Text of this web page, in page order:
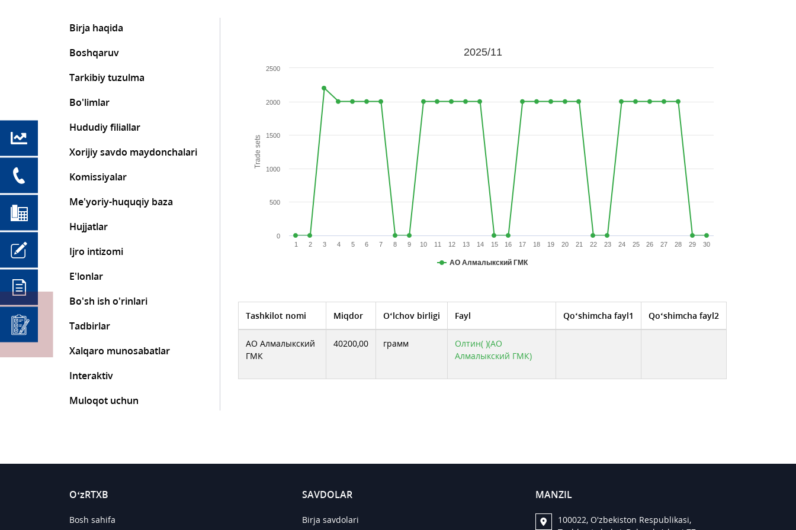
Birja haqida
Boshqaruv
Tarkibiy tuzulma
Bo'limlar
Hududiy filiallar
Xorijiy savdo maydonchalari
Komissiyalar
Me'yoriy-huquqiy baza
Hujjatlar
Ijro intizomi
E'lonlar
Bo'sh ish o'rinlari
Tadbirlar
Xalqaro munosabatlar
Interaktiv
Muloqot uchun
Trade sets
2025/11
АО Алмалыкский ГМК
1 2 3 4 5 6 7 8 9 10 11 12 13 14 15 16 17 18 19 20 21 22 23 24 25 26 27 28 29 30
0
500
1000
1500
2000
2500
Tashkilot nomi Miqdor O‘lchov birligi Fayl Qo‘shimcha fayl1 Qo‘shimcha fayl2
АО Алмалыкский
ГМК
40200,00 грамм
Олтин( )(АО
Алмалыкский ГМК)
O‘zRTXB
Bosh sahifa
SAVDOLAR
Birja savdolari
MANZIL
100022, O'zbekiston Respublikasi,